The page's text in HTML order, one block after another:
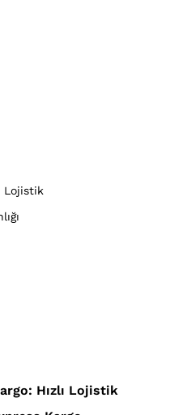
Lojistik
Hızlı Lojistik